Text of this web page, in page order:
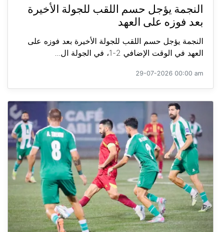
النجمة يؤجل حسم اللقب للجولة الأخيرة
بعد فوزه على العهد
النجمة يؤجل حسم اللقب للجولة الأخيرة بعد فوزه على
العهد في الوقت الإضافي 2-1، في الجولة ال...
29-07-2026 00:00 am